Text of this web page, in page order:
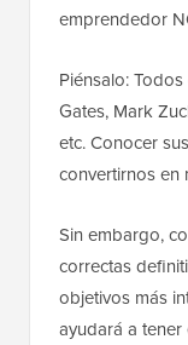
emprendedor
Piénsalo:
Gates, Mark
etc. Conocer
convertirnos en
Sin embargo,
correctas
objetivos más
ayudará a